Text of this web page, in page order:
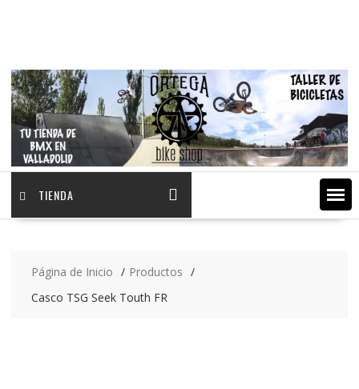
TIENDA
Página de Inicio
Productos
Casco TSG Seek Touth FR